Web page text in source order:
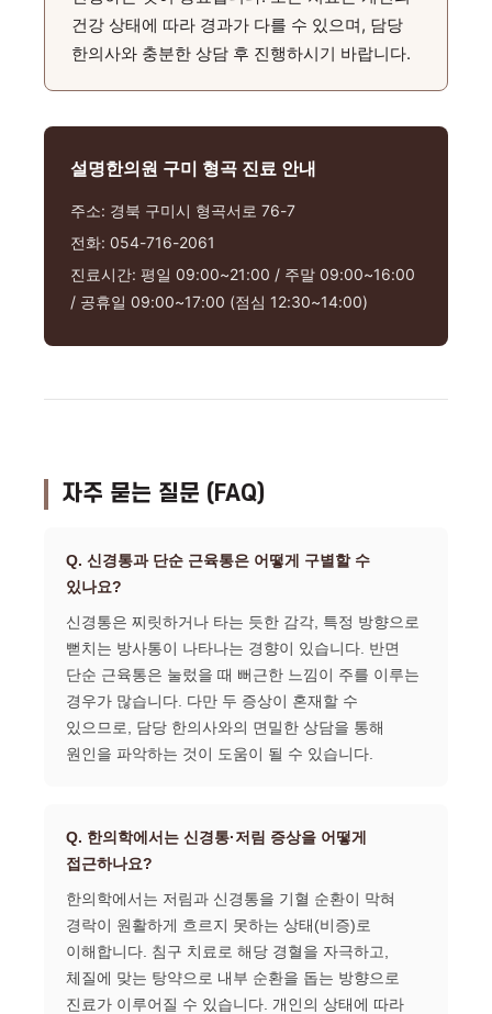
건강 상태에 따라 경과가 다를 수 있으며, 담당
한의사와 충분한 상담 후 진행하시기 바랍니다.
설명한의원 구미 형곡 진료 안내
주소: 경북 구미시 형곡서로 76-7
전화: 054-716-2061
진료시간: 평일 09:00~21:00 / 주말 09:00~16:00
/ 공휴일 09:00~17:00 (점심 12:30~14:00)
자주 묻는 질문 (FAQ)
Q. 신경통과 단순 근육통은 어떻게 구별할 수
있나요?
신경통은 찌릿하거나 타는 듯한 감각, 특정 방향으로
뻗치는 방사통이 나타나는 경향이 있습니다. 반면
단순 근육통은 눌렀을 때 뻐근한 느낌이 주를 이루는
경우가 많습니다. 다만 두 증상이 혼재할 수
있으므로, 담당 한의사와의 면밀한 상담을 통해
원인을 파악하는 것이 도움이 될 수 있습니다.
Q. 한의학에서는 신경통·저림 증상을 어떻게
접근하나요?
한의학에서는 저림과 신경통을 기혈 순환이 막혀
경락이 원활하게 흐르지 못하는 상태(비증)로
이해합니다. 침구 치료로 해당 경혈을 자극하고,
체질에 맞는 탕약으로 내부 순환을 돕는 방향으로
진료가 이루어질 수 있습니다. 개인의 상태에 따라